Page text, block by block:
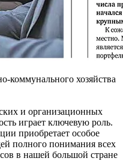
коммунального хозяйства
и организационных
играет ключевую роль.
приобретает особое
полного понимания всех
в нашей большой стране